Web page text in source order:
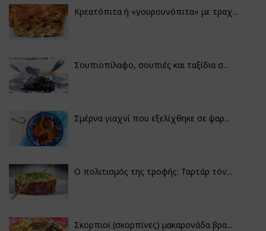
Κρεατόπιτα ή «γουρουνόπιτα» με τραχ...
Σουπιοπίλαφο, σουπιές και ταξίδια σ...
Σμέρνα γιαχνί που εξελίχθηκε σε ψαρ...
Ο πολιτισμός της τροφής: Ταρτάρ τόν...
Σκορπιοί (σκορπίνες) μακαρονάδα βρα...